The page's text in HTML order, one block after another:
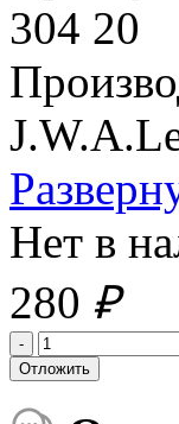
304 20
Нет в
280 ₽